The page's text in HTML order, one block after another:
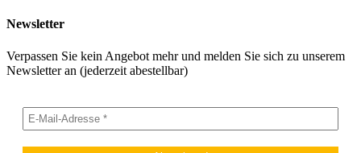
Newsletter
Verpassen Sie kein Angebot mehr und melden Sie sich zu unserem
Newsletter an (jederzeit abestellbar)